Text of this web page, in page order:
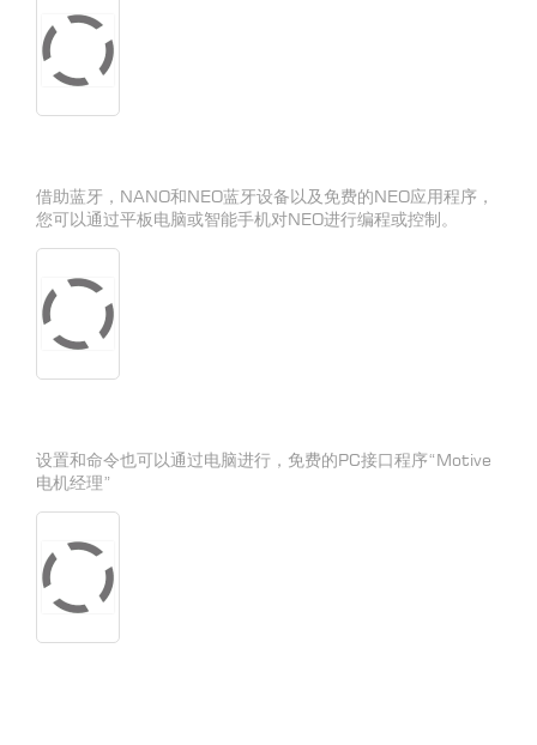
借助蓝牙，NANO和NEO蓝牙设备以及免费的NEO应用程序，
您可以通过平板电脑或智能手机对NEO进行编程或控制。
设置和命令也可以通过电脑进行，免费的PC接口程序“Motive
电机经理”